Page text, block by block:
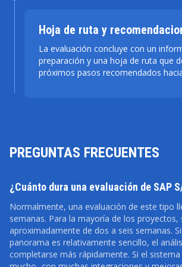
Hoja de ruta y
La evaluación concluye con un
preparación y una hoja de ruta que
próximos pasos recomendados
PREGUNTAS FRECUENTES
¿Cuánto dura una evaluación de SAP
Normalmente, una evaluación de este tipo
semanas. Para la mayoría de los proyectos,
aproximadamente de dos a seis semanas.
panorama es relativamente sencillo, el
completarse más rápidamente. Si el